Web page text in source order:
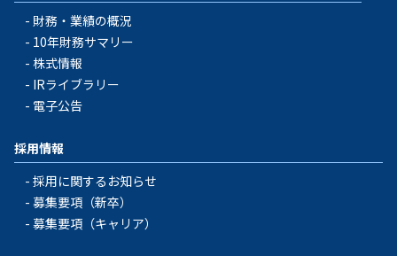
財務・業績の概況
10年財務サマリー
株式情報
IRライブラリー
電子公告
採用情報
採用に関するお知らせ
募集要項（新卒）
募集要項（キャリア）